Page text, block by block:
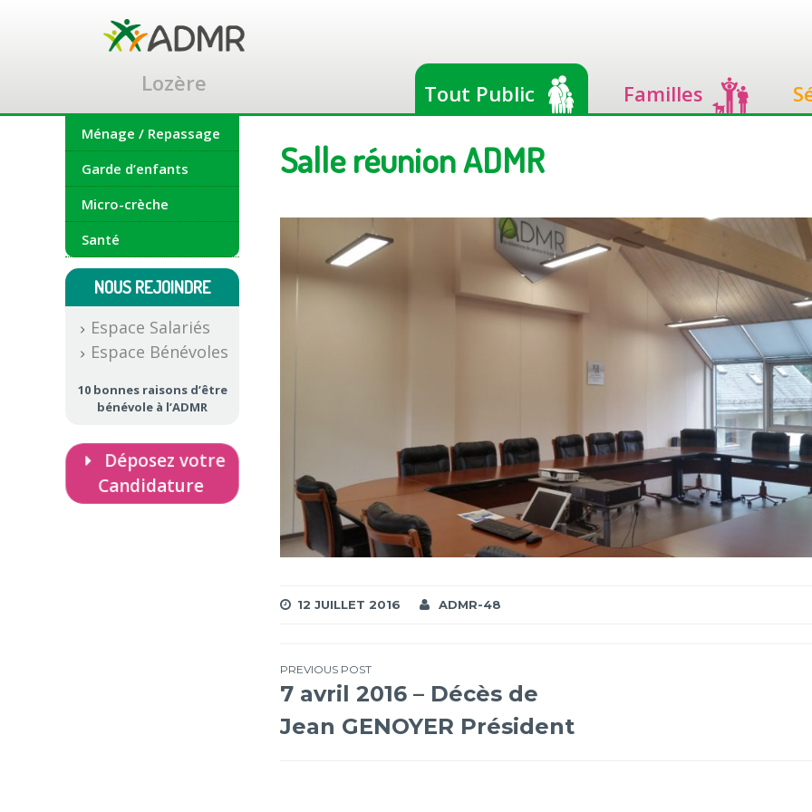
Lozère Tout Public Familles
Ménage / Repassage
Garde d’enfants
Micro-crèche
Santé
NOUS REJOINDRE
Espace Salariés
Espace Bénévoles
10 bonnes raisons d’être
bénévole à l’ADMR
Déposez votre
Candidature
Salle réunion ADMR
12 JUILLET 2016 ADMR-48
Navigation
de
PREVIOUS POST
7 avril 2016 – Décès de
Jean GENOYER Président